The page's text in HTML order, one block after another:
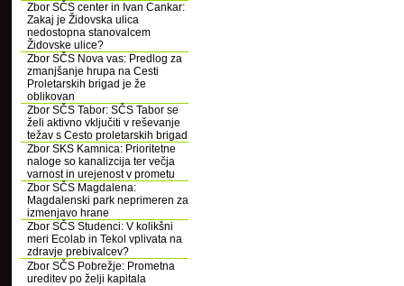
Zbor SČS center in Ivan Cankar:
Zakaj je Židovska ulica
nedostopna stanovalcem
Židovske ulice?
Zbor SČS Nova vas: Predlog za
zmanjšanje hrupa na Cesti
Proletarskih brigad je že
oblikovan
Zbor SČS Tabor: SČS Tabor se
želi aktivno vključiti v reševanje
težav s Cesto proletarskih brigad
Zbor SKS Kamnica: Prioritetne
naloge so kanalizcija ter večja
varnost in urejenost v prometu
Zbor SČS Magdalena:
Magdalenski park neprimeren za
izmenjavo hrane
Zbor SČS Studenci: V kolikšni
meri Ecolab in Tekol vplivata na
zdravje prebivalcev?
Zbor SČS Pobrežje: Prometna
ureditev po želji kapitala